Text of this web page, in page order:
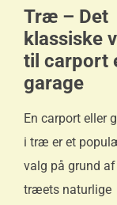
Træ – Det
klassiske
til carport
garage
En carport eller
i træ er et
valg på grund af
træets naturlige